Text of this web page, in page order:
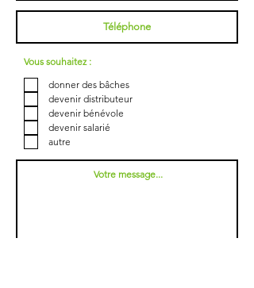
Vous souhaitez :
donner des bâches
devenir distributeur
devenir bénévole
devenir salarié
autre